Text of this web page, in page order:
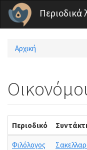
Παράκαμψη προς το
Περιοδικά
Είστε εδώ
Αρχική
Περιοδικό
Φιλόλογος